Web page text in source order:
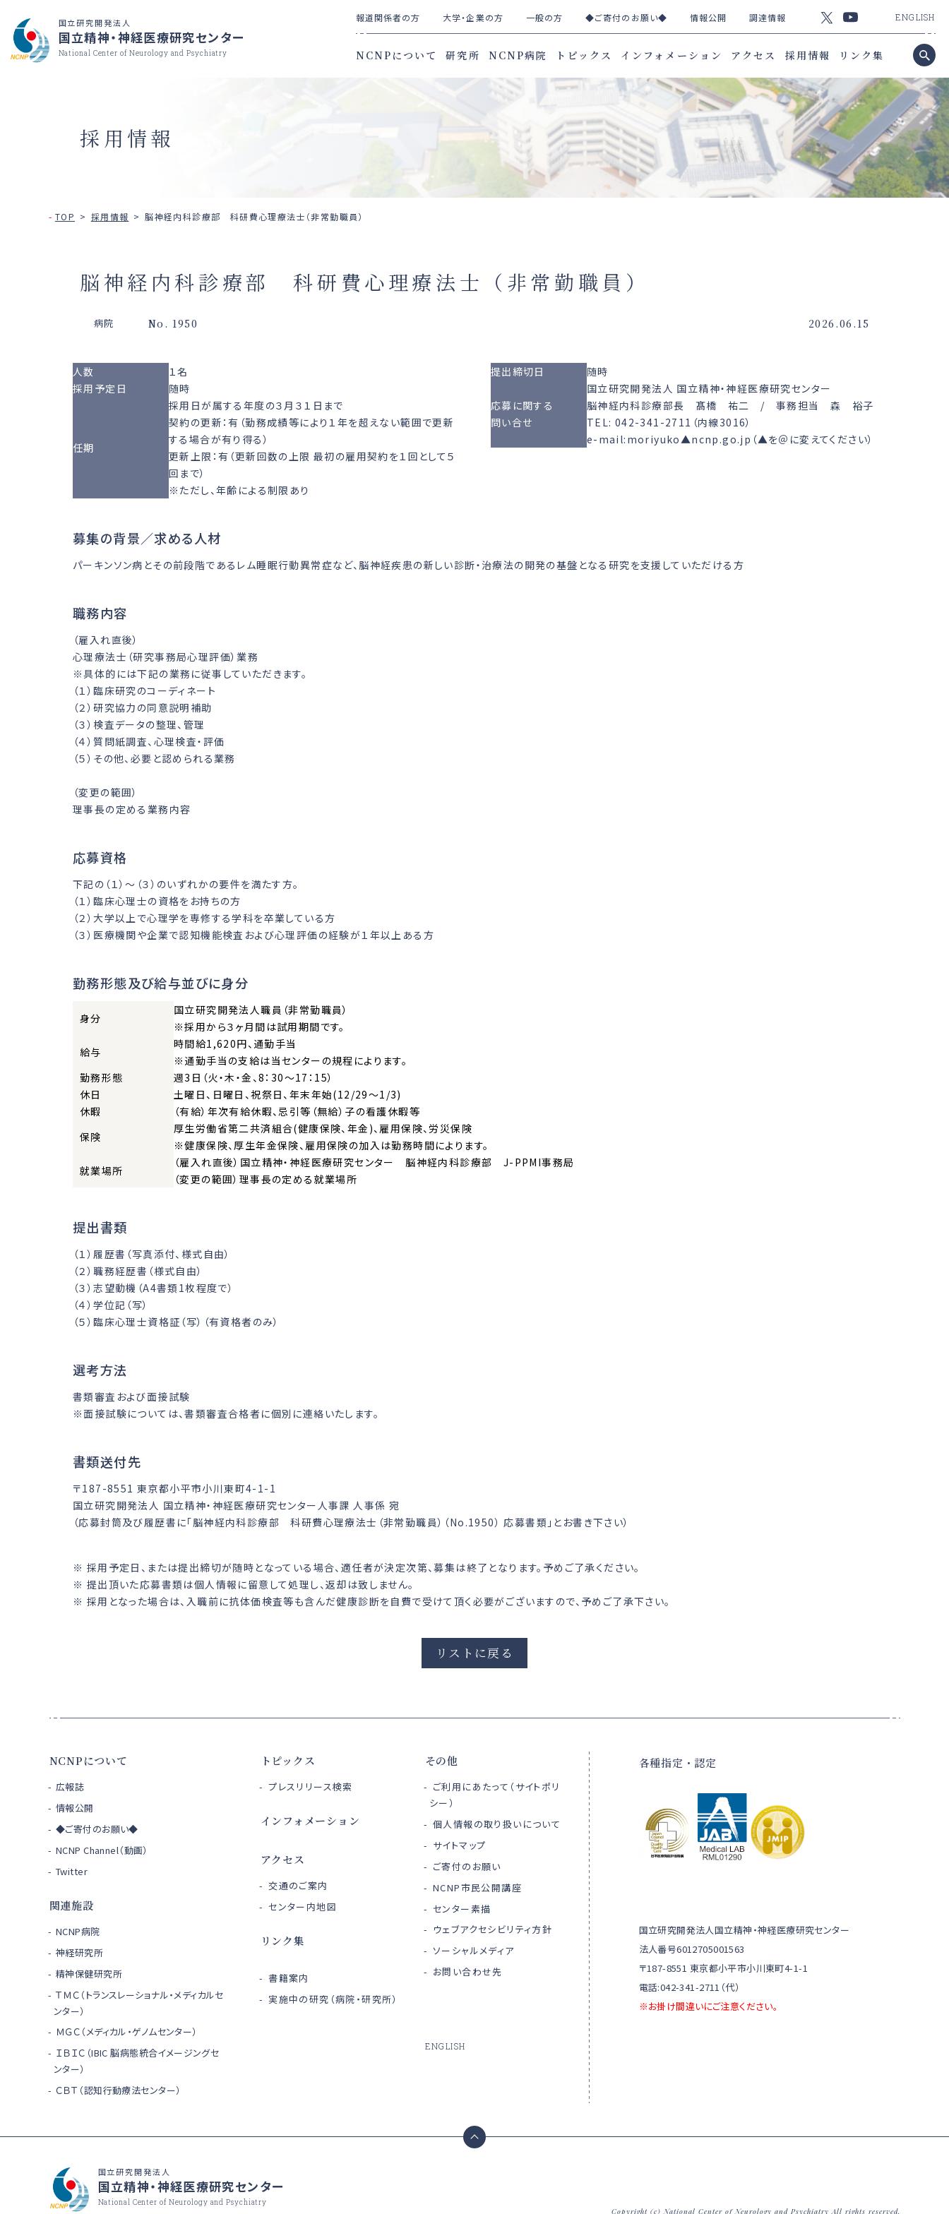
国立研究開発法人
国立精神・神経医療研究センター
National Center of Neurology and Psychiatry
報道関係者の方 大学・企業の方 一般の方 ◆ご寄付のお願い◆ 情報公開 調達情報 ENGLISH
NCNPについて 研究所 NCNP病院 トピックス インフォメーション アクセス 採用情報 リンク集
採用情報
TOP 採用情報 脳神経内科診療部 科研費心理療法士（非常勤職員）
脳神経内科診療部 科研費心理療法士（非常勤職員）
病院 No. 1950 2026.06.15
人数
１名
採用予定日
随時
任期
採用日が属する年度の３月３１日まで
契約の更新：有（勤務成績等により１年を超えない範囲で更新
する場合が有り得る）
更新上限：有（更新回数の上限 最初の雇用契約を１回として５
回まで）
※ただし、年齢による制限あり
提出締切日 随時
応募に関する
問い合せ
国立研究開発法人 国立精神・神経医療研究センター
脳神経内科診療部長 髙橋 祐二 / 事務担当 森 裕子
TEL: 042-341-2711（内線3016）
e-mail:moriyuko▲ncnp.go.jp（▲を＠に変えてください）
募集の背景／求める人材
パーキンソン病とその前段階であるレム睡眠行動異常症など、脳神経疾患の新しい診断・治療法の開発の基盤となる研究を支援していただける方
職務内容
（雇入れ直後）
心理療法士（研究事務局心理評価）業務
※具体的には下記の業務に従事していただきます。
（１）臨床研究のコーディネート
（２）研究協力の同意説明補助
（３）検査データの整理、管理
（４）質問紙調査、心理検査・評価
（５）その他、必要と認められる業務
（変更の範囲）
理事長の定める業務内容
応募資格
下記の（１）～（３）のいずれかの要件を満たす方。
（１）臨床心理士の資格をお持ちの方
（２）大学以上で心理学を専修する学科を卒業している方
（３）医療機関や企業で認知機能検査および心理評価の経験が１年以上ある方
勤務形態及び給与並びに身分
身分
国立研究開発法人職員（非常勤職員）
※採用から３ヶ月間は試用期間です。
給与
時間給1,620円、通勤手当
※通勤手当の支給は当センターの規程によります。
勤務形態
週3日（火・木・金、8：30～17：15）
休日
土曜日、日曜日、祝祭日、年末年始(12/29〜1/3)
休暇
（有給）年次有給休暇、忌引等（無給）子の看護休暇等
保険
厚生労働省第二共済組合(健康保険、年金)、雇用保険、労災保険
※健康保険、厚生年金保険、雇用保険の加入は勤務時間によります。
就業場所
（雇入れ直後）国立精神・神経医療研究センター 脳神経内科診療部 J-PPMI事務局
（変更の範囲）理事長の定める就業場所
提出書類
（１）履歴書（写真添付、様式自由）
（２）職務経歴書（様式自由）
（３）志望動機（A4書類1枚程度で）
（４）学位記（写）
（５）臨床心理士資格証（写）（有資格者のみ）
選考方法
書類審査および面接試験
※面接試験については、書類審査合格者に個別に連絡いたします。
書類送付先
〒187-8551 東京都小平市小川東町4-1-1
国立研究開発法人 国立精神・神経医療研究センター人事課 人事係 宛
（応募封筒及び履歴書に「脳神経内科診療部 科研費心理療法士（非常勤職員）（No.1950） 応募書類」とお書き下さい）
※ 採用予定日、または提出締切が随時となっている場合、適任者が決定次第、募集は終了となります。予めご了承ください。
※ 提出頂いた応募書類は個人情報に留意して処理し、返却は致しません。
※ 採用となった場合は、入職前に抗体価検査等も含んだ健康診断を自費で受けて頂く必要がございますので、予めご了承下さい。
リストに戻る
NCNPについて
広報誌
情報公開
◆ご寄付のお願い◆
NCNP Channel（動画）
Twitter
関連施設
NCNP病院
神経研究所
精神保健研究所
ＴＭＣ（トランスレーショナル・メディカルセ
ンター）
ＭＧＣ（メディカル・ゲノムセンター）
ＩＢＩＣ（IBIC 脳病態統合イメージングセ
ンター）
ＣＢＴ（認知行動療法センター）
トピックス
プレスリリース検索
インフォメーション
アクセス
交通のご案内
センター内地図
リンク集
書籍案内
実施中の研究（病院・研究所）
その他
ご利用にあたって（サイトポリ
シー）
個人情報の取り扱いについて
サイトマップ
ご寄付のお願い
NCNP市民公開講座
センター素描
ウェブアクセシビリティ方針
ソーシャルメディア
お問い合わせ先
ENGLISH
各種指定・認定
国立研究開発法人国立精神・神経医療研究センター
法人番号6012705001563
〒187-8551 東京都小平市小川東町4-1-1
電話:042-341-2711（代）
※お掛け間違いにご注意ください。
国立研究開発法人
国立精神・神経医療研究センター
National Center of Neurology and Psychiatry
Copyright (c) National Center of Neurology and Psychiatry All rights reserved.